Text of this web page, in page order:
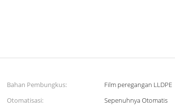
Bahan Pembungkus:
Film peregangan LLDPE
Otomatisasi:
Sepenuhnya Otomatis